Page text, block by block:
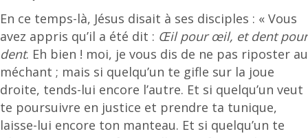
En ce temps-là, Jésus disait à ses disciples : « Vous
avez appris qu’il a été dit : Œil pour œil, et dent pour
dent. Eh bien ! moi, je vous dis de ne pas riposter au
méchant ; mais si quelqu’un te gifle sur la joue
droite, tends-lui encore l’autre. Et si quelqu’un veut
te poursuivre en justice et prendre ta tunique,
laisse-lui encore ton manteau. Et si quelqu’un te